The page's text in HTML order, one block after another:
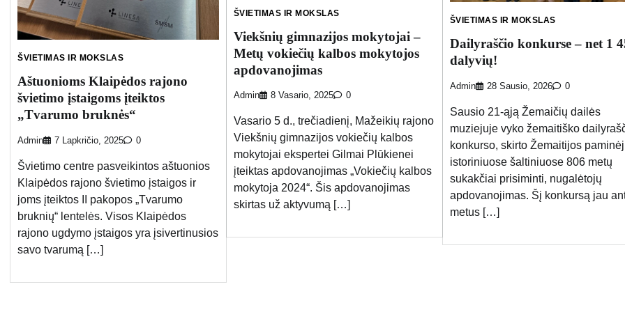
ŠVIETIMAS IR MOKSLAS
Aštuonioms Klaipėdos rajono
švietimo įstaigoms įteiktos
„Tvarumo bruknės“
Admin 7 Lapkričio, 2025 0
Švietimo centre pasveikintos aštuonios
Klaipėdos rajono švietimo įstaigos ir
joms įteiktos II pakopos „Tvarumo
bruknių“ lentelės. Visos Klaipėdos
rajono ugdymo įstaigos yra įsivertinusios
savo tvarumą […]
ŠVIETIMAS IR MOKSLAS
Viekšnių gimnazijos mokytojai –
Metų vokiečių kalbos mokytojos
apdovanojimas
Admin 8 Vasario, 2025 0
Vasario 5 d., trečiadienį, Mažeikių rajono
Viekšnių gimnazijos vokiečių kalbos
mokytojai ekspertei Gilmai Plūkienei
įteiktas apdovanojimas „Vokiečių kalbos
mokytoja 2024“. Šis apdovanojimas
skirtas už aktyvumą […]
ŠVIETIMAS IR MOKSLAS
Dailyraščio konkurse – net 1
dalyvių!
Admin 28 Sausio, 2026 0
Sausio 21-ąją Žemaičių dailės
muziejuje vyko žemaitiško
konkurso, skirto Žemaitijos
istoriniuose šaltiniuose 806 metų
sukakčiai prisiminti, nugalėtojų
apdovanojimas. Šį konkursą jau
metus […]